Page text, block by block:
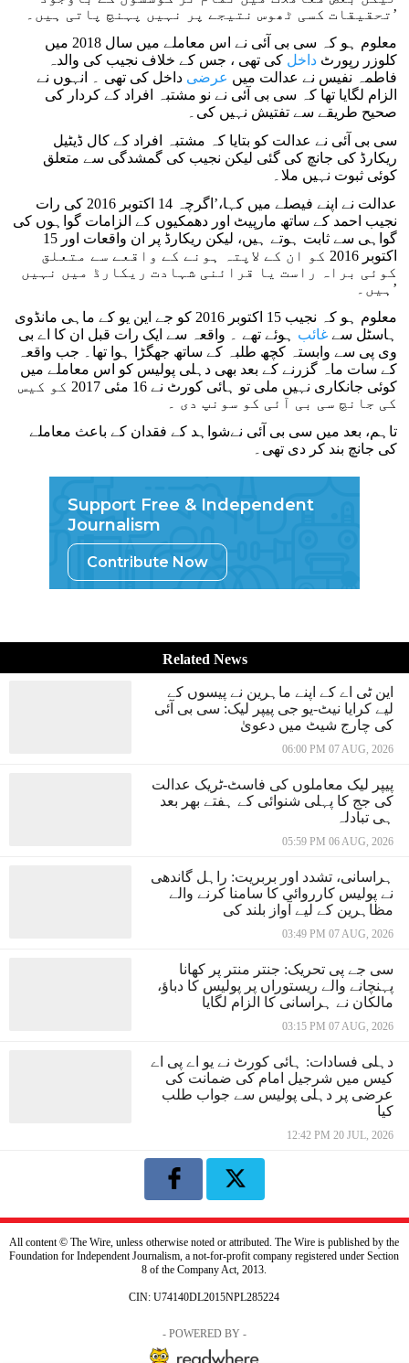
تحقیقات کسی ٹھوس نتیجے پر نہیں پہنچ پاتی ہیں۔’
معلوم ہو کہ سی بی آئی نے اس معاملے میں سال 2018 میں
کلوزر رپورٹداخل کی تھی ، جس کے خلاف نجیب کی والدہ
فاطمہ نفیس نے عدالت میں عرضی داخل کی تھی ۔ انہوں نے
الزام لگایا تھا کہ سی بی آئی نے نو مشتبہ افراد کے کردار کی
صحیح طریقے سے تفتیش نہیں کی۔
سی بی آئی نے عدالت کو بتایا کہ مشتبہ افراد کے کال ڈیٹیل
ریکارڈ کی جانچ کی گئی لیکن نجیب کی گمشدگی سے متعلق
کوئی ثبوت نہیں ملا۔
عدالت نے اپنے فیصلے میں کہا،’اگرچہ 14 اکتوبر 2016 کی رات
نجیب احمد کے ساتھ مارپیٹ اور دھمکیوں کے الزامات گواہوں کی
گواہی سے ثابت ہوتے ہیں، لیکن ریکارڈ پر ان واقعات اور 15
اکتوبر 2016 کو ان کے لاپتہ ہونے کے واقعے سے متعلق
کوئی براہ راست یا قرائنی شہادت ریکارڈ میں نہیں
ہیں۔’
معلوم ہو کہ نجیب 15 اکتوبر 2016 کو جے این یو کے ماہی مانڈوی
ہاسٹل سےغائب ہوئے تھے ۔ واقعہ سے ایک رات قبل ان کا اے بی
وی پی سے وابستہ کچھ طلبہ کے ساتھ جھگڑا ہوا تھا۔ جب واقعہ
کے سات ماہ گزرنے کے بعد بھی دہلی پولیس کو اس معاملے میں
کوئی جانکاری نہیں ملی تو ہائی کورٹ نے 16 مئی 2017 کو کیس
کی جانچ سی بی آئی کو سونپ دی ۔
تاہم، بعد میں سی بی آئی نےشواہد کے فقدان کے باعث معاملے
کی جانچ بند کر دی تھی۔
Support Free & Independent
Journalism
Contribute Now
Related News
این ٹی اے کے اپنے ماہرین نے پیسوں کے
لیے کرایا نیٹ-یو جی پیپر لیک: سی بی آئی
کی چارج شیٹ میں دعویٰ
06:00 PM 07 AUG, 2026
پیپر لیک معاملوں کی فاسٹ-ٹریک عدالت
کی جج کا پہلی شنوائی کے ہفتے بھر بعد
ہی تبادلہ
05:59 PM 06 AUG, 2026
ہراسانی، تشدد اور بربریت: راہل گاندھی
نے پولیس کارروائی کا سامنا کرنے والے
مظاہرین کے لیے آواز بلند کی
03:49 PM 07 AUG, 2026
سی جے پی تحریک: جنتر منتر پر کھانا
پہنچانے والے ریستوراں پر پولیس کا دباؤ،
مالکان نے ہراسانی کا الزام لگایا
03:15 PM 07 AUG, 2026
دہلی فسادات: ہائی کورٹ نے یو اے پی اے
کیس میں شرجیل امام کی ضمانت کی
عرضی پر دہلی پولیس سے جواب طلب
کیا
12:42 PM 20 JUL, 2026
All content © The Wire, unless otherwise noted or attributed. The Wire is published by the
Foundation for Independent Journalism, a not-for-profit company registered under Section
8 of the Company Act, 2013.
CIN: U74140DL2015NPL285224
- POWERED BY -